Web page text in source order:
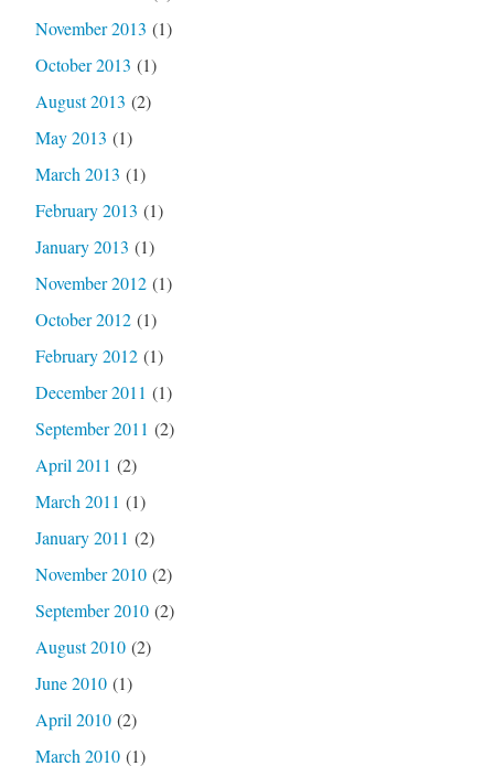
November 2013 (1)
October 2013 (1)
August 2013 (2)
May 2013 (1)
March 2013 (1)
February 2013 (1)
January 2013 (1)
November 2012(1)
October 2012(1)
February 2012(1)
December 2011 (1)
September 2011 (2)
April 2011 (2)
March 2011 (1)
January 2011 (2)
November 2010(2)
September 2010(2)
August 2010(2)
June 2010(1)
April 2010(2)
March 2010(1)